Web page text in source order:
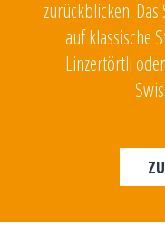
zurückblicken.
auf klassische
Linzertörtli